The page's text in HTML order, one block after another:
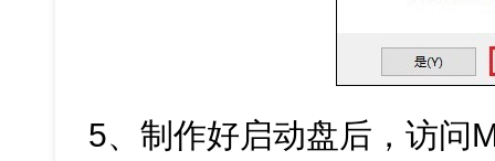
5、制作好启动盘后，访问